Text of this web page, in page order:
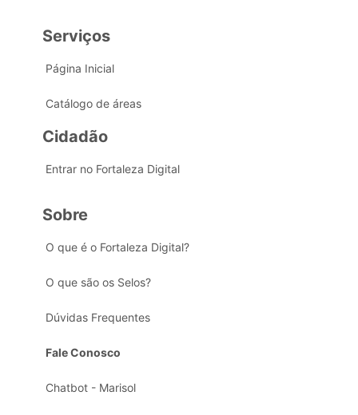
Serviços
Página Inicial
Catálogo de áreas
Cidadão
Entrar no Fortaleza Digital
Sobre
O que é o Fortaleza Digital?
O que são os Selos?
Dúvidas Frequentes
Fale Conosco
Chatbot - Marisol